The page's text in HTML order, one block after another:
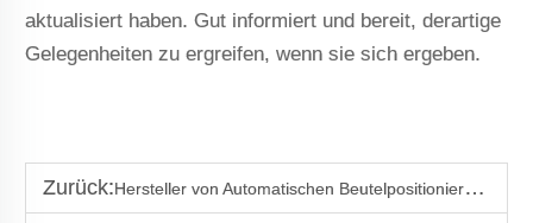
aktualisiert haben. Gut informiert und bereit, derartige
Gelegenheiten zu ergreifen, wenn sie sich ergeben.
Zurück:Hersteller von Automatischen Beutelpositionierungs-Maschinen aus Thailand